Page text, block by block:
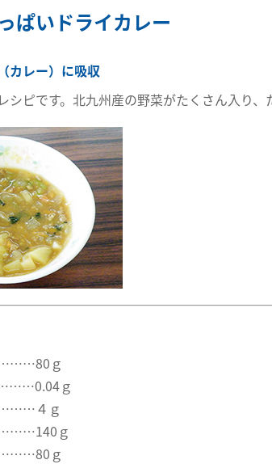
ぱいドライカレー
カレー）に吸収
シピです。北九州産の野菜がたくさん入り、
ｇ
………0.04ｇ
４ｇ
ｇ
ｇ